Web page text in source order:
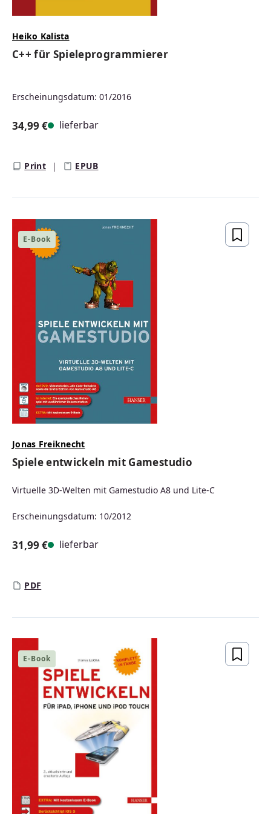
Heiko Kalista
C++ für Spieleprogrammierer
Erscheinungsdatum: 01/2016
34,99 € lieferbar
Print EPUB
E-Book
Jonas Freiknecht
Spiele entwickeln mit Gamestudio
Virtuelle 3D-Welten mit Gamestudio A8 und Lite-C
Erscheinungsdatum: 10/2012
31,99 € lieferbar
PDF
E-Book